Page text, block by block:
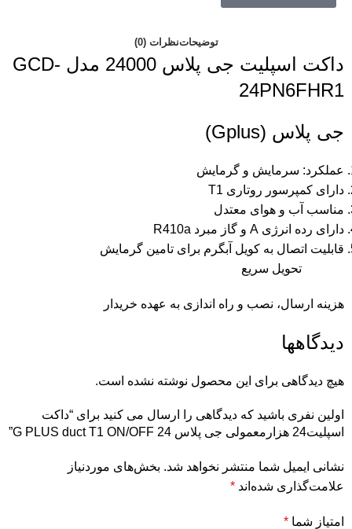
توضیحاتنظرات (0)
داکت اسپلیت جی پلاس 24000 مدل GCD-
24PN6FHR1
جی پلاس (Gplus)
عملکرد: سرمایش و گرمایش
دارای کمپرسور روتاری T1
مناسب آب و هوای معتدل
دارای رده انرژی A و گاز مبرد R410a
قابلیت اتصال به کویل آبگرم برای تامین گرمایش
تحویل سریع
هزینه ارسال، نصب و راه اندازی به عهده خریدار
دیدگاهها
هیچ دیدگاهی برای این محصول نوشته نشده است.
اولین نفری باشید که دیدگاهی را ارسال می کنید برای “داکت
اسپلیت24 هزارمعمولی جی پلاس G PLUS duct T1 ON/OFF 24”
نشانی ایمیل شما منتشر نخواهد شد. بخش‌های موردنیاز
علامت‌گذاری شده‌اند *
امتیاز شما *